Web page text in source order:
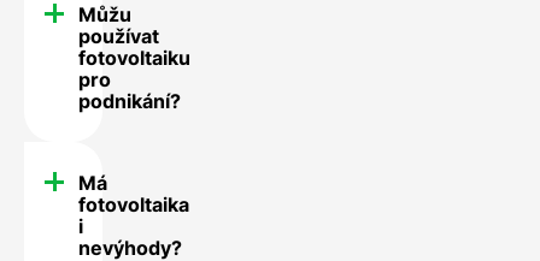
Můžu
používat
fotovoltaiku
pro
podnikání?
Má
fotovoltaika
i
nevýhody?